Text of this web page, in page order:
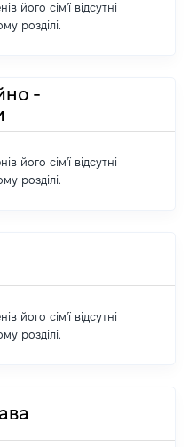
його сім'ї відсутні
розділі.
-
його сім'ї відсутні
розділі.
його сім'ї відсутні
розділі.